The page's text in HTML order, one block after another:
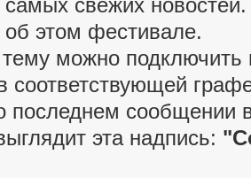
самых свежих
этом фестивале.
можно
соответствующей
последнем сообщении
эта надпись: